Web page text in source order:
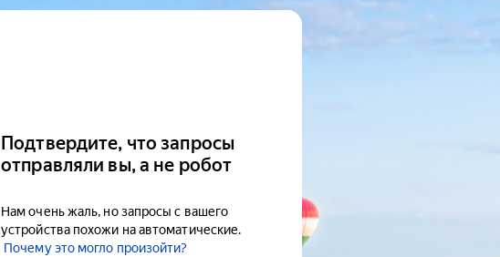
Подтвердите, что запросы
отправляли вы, а не робот
Нам очень жаль, но запросы с вашего
устройства похожи на автоматические.
Почему это могло произойти?